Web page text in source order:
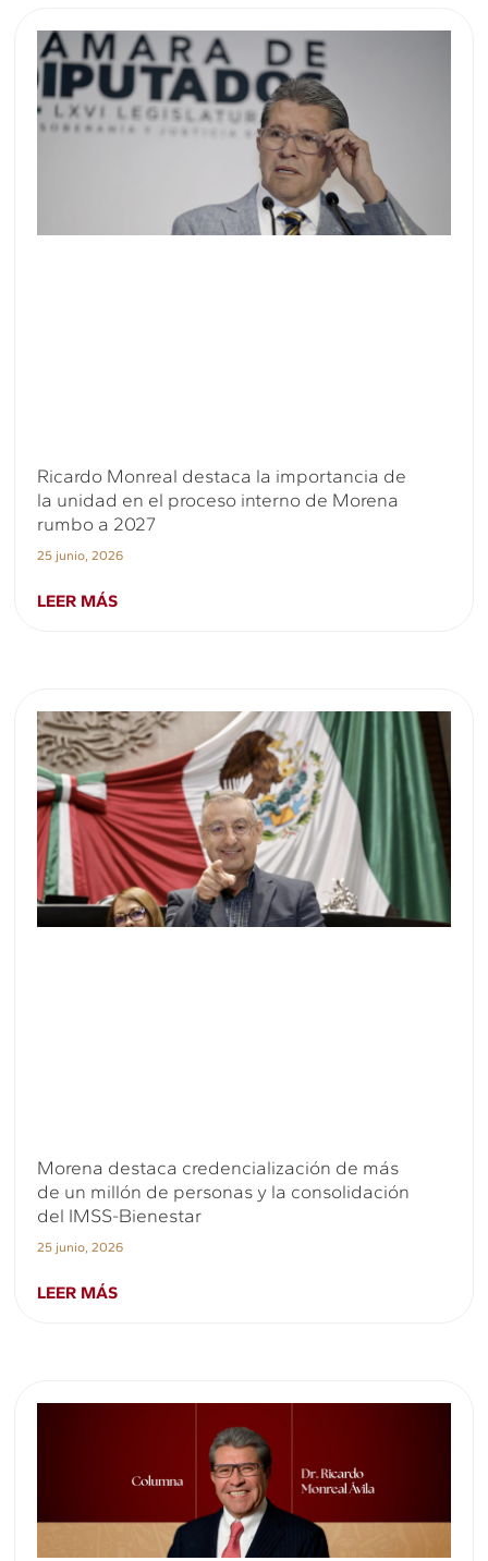
Ricardo Monreal destaca la importancia de
la unidad en el proceso interno de Morena
rumbo a 2027
25 junio, 2026
LEER MÁS
Morena destaca credencialización de más
de un millón de personas y la consolidación
del IMSS-Bienestar
25 junio, 2026
LEER MÁS